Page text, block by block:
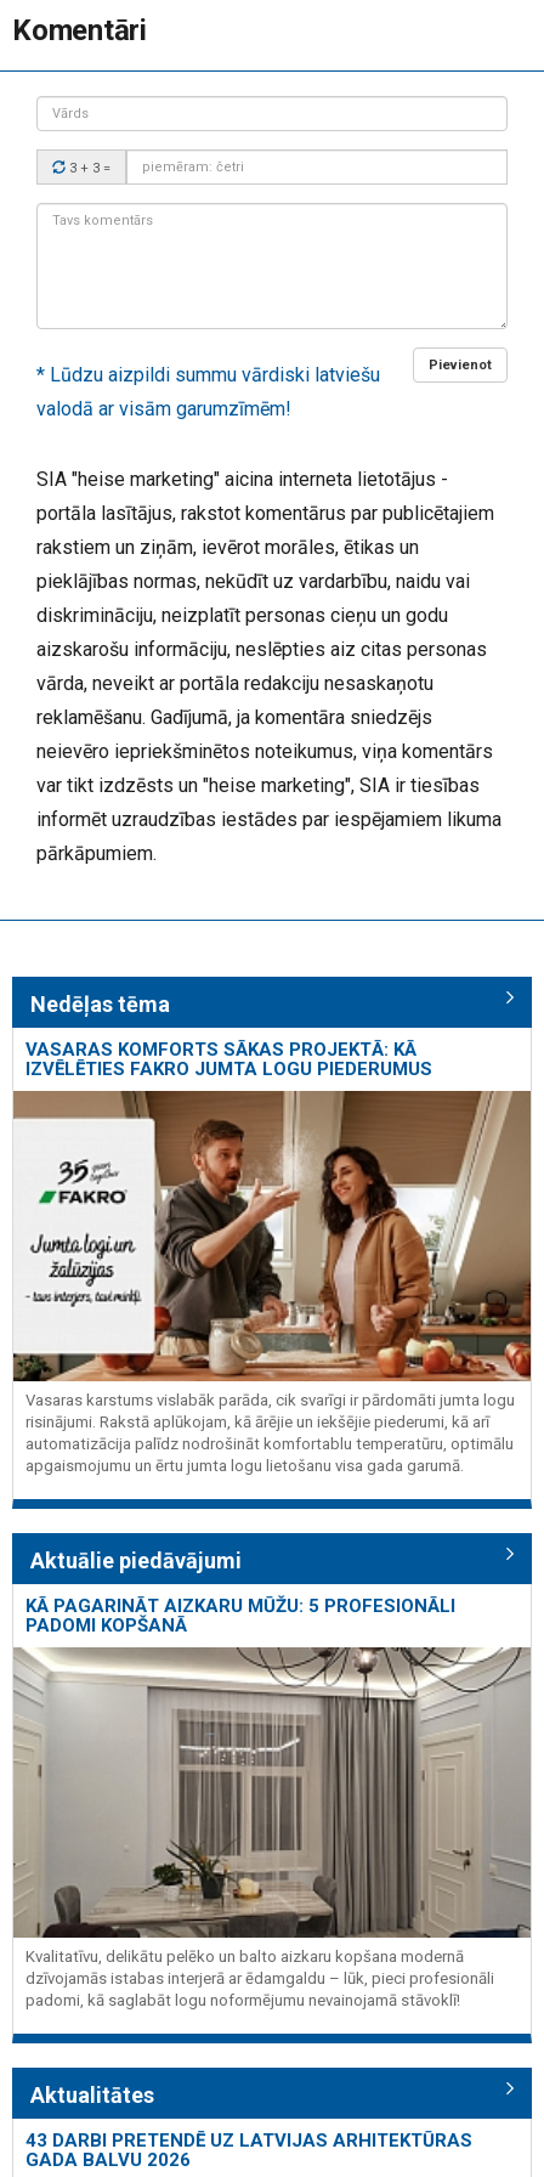
Komentāri
Vārds
Drošības
kods:
3 + 3 =
Tavs
Pievienot
* Lūdzu aizpildi summu vārdiski latviešu
valodā ar visām garumzīmēm!
SIA "heise marketing" aicina interneta lietotājus -
portāla lasītājus, rakstot komentārus par publicētajiem
rakstiem un ziņām, ievērot morāles, ētikas un
pieklājības normas, nekūdīt uz vardarbību, naidu vai
diskrimināciju, neizplatīt personas cieņu un godu
aizskarošu informāciju, neslēpties aiz citas personas
vārda, neveikt ar portāla redakciju nesaskaņotu
reklamēšanu. Gadījumā, ja komentāra sniedzējs
neievēro iepriekšminētos noteikumus, viņa komentārs
var tikt izdzēsts un "heise marketing", SIA ir tiesības
informēt uzraudzības iestādes par iespējamiem likuma
pārkāpumiem.
Nedēļas tēma
VASARAS KOMFORTS SĀKAS PROJEKTĀ: KĀ
IZVĒLĒTIES FAKRO JUMTA LOGU PIEDERUMUS
Vasaras karstums vislabāk parāda, cik svarīgi ir pārdomāti jumta logu
risinājumi. Rakstā aplūkojam, kā ārējie un iekšējie piederumi, kā arī
automatizācija palīdz nodrošināt komfortablu temperatūru, optimālu
apgaismojumu un ērtu jumta logu lietošanu visa gada garumā.
Aktuālie piedāvājumi
KĀ PAGARINĀT AIZKARU MŪŽU: 5 PROFESIONĀLI
PADOMI KOPŠANĀ
Kvalitatīvu, delikātu pelēko un balto aizkaru kopšana modernā
dzīvojamās istabas interjerā ar ēdamgaldu – lūk, pieci profesionāli
padomi, kā saglabāt logu noformējumu nevainojamā stāvoklī!
Aktualitātes
43 DARBI PRETENDĒ UZ LATVIJAS ARHITEKTŪRAS
GADA BALVU 2026